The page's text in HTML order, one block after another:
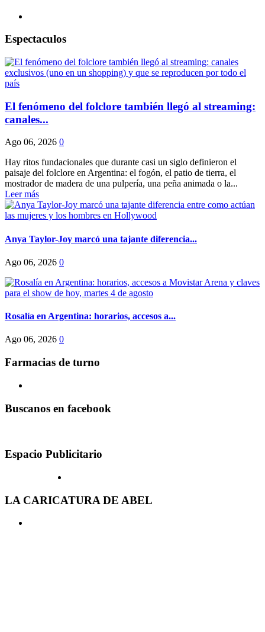
Espectaculos
El fenómeno del folclore también llegó al streaming:
canales...
Ago 06, 2026 0
Hay ritos fundacionales que durante casi un siglo definieron el
paisaje del folclore en Argentina: el fogón, el patio de tierra, el
mostrador de madera de una pulpería, una peña animada o la...
Leer más
Anya Taylor-Joy marcó una tajante diferencia...
Ago 06, 2026 0
Rosalía en Argentina: horarios, accesos a...
Ago 06, 2026 0
Farmacias de turno
Buscanos en facebook
Espacio Publicitario
LA CARICATURA DE ABEL